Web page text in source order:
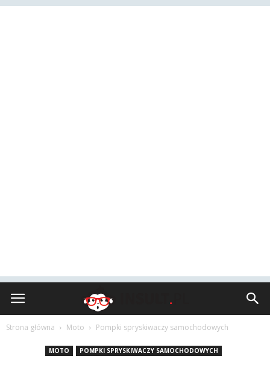
Insult.pl
Strona główna Moto Pompki spryskiwaczy samochodowych
MOTO POMPKI SPRYSKIWACZY SAMOCHODOWYCH